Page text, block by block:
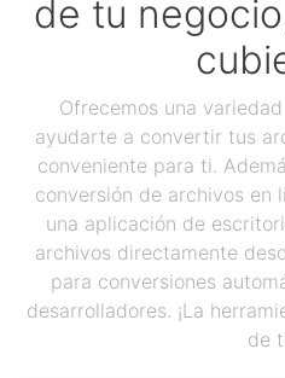
de tu
Ofrecemos una
ayudarte a convertir tus
conveniente para ti.
conversión de archivos en
una aplicación de
archivos directamente
para conversiones
desarrolladores. ¡La
de